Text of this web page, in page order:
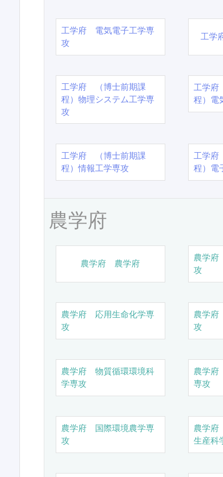
工学府 電気電子工学専
攻
工学
工学府 （博士前期課
程）物理システム工学専
攻
工学
程）電
工学府 （博士前期課
程）情報工学専攻
工学
程）電
農学府
農学府 農学府
農学
攻
農学府 応用生命化学専
攻
農学
攻
農学府 物質循環環境科
学専攻
農学
専攻
農学府 国際環境農学専
攻
農学
生産科